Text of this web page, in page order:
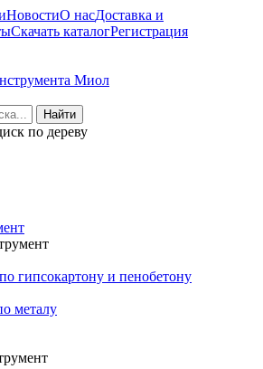
НовостиО насДоставка и
Скачать каталогРегистрация
по дереву
гипсокартону и пенобетону
металу